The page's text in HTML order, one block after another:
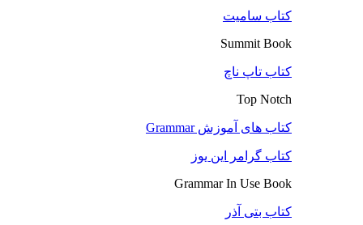
کتاب سامیت
Summit Book
کتاب تاپ ناچ
Top Notch
کتاب های آموزش Grammar
کتاب گرامر این یوز
Grammar In Use Book
کتاب بتی آذر